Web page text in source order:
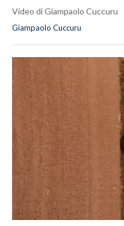
Video di Giampaolo Cuccuru
Giampaolo Cuccuru